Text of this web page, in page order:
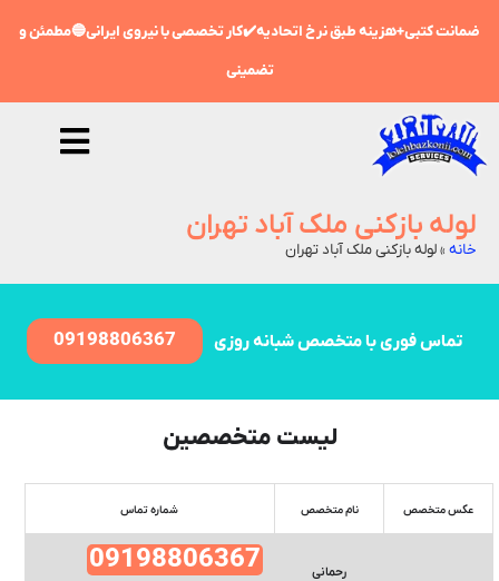
ضمانت کتبی+هزینه طبق نرخ اتحادیه✔️کار تخصصی با نیروی ایرانی🔵مطمئن و
تضمینی
لوله بازکنی ملک آباد تهران
خانه »لوله بازکنی ملک آباد تهران
تماس فوری با متخصص شبانه روزی 09198806367
لیست متخصصین
عکس متخصص نام متخصص شماره تماس
رحمانی 09198806367